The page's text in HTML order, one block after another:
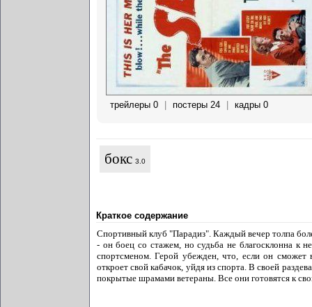
трейлеры 0 постеры 24 кадры 0
бокс 3.0
Краткое содержание
Спортивный клуб "Парадиз". Каждый вечер толпа
- он боец со стажем, но судьба не благосклонна к
спортсменом. Герой убежден, что, если он сможет
откроет свой кабачок, уйдя из спорта. В своей
покрытые шрамами ветераны. Все они готовятся к